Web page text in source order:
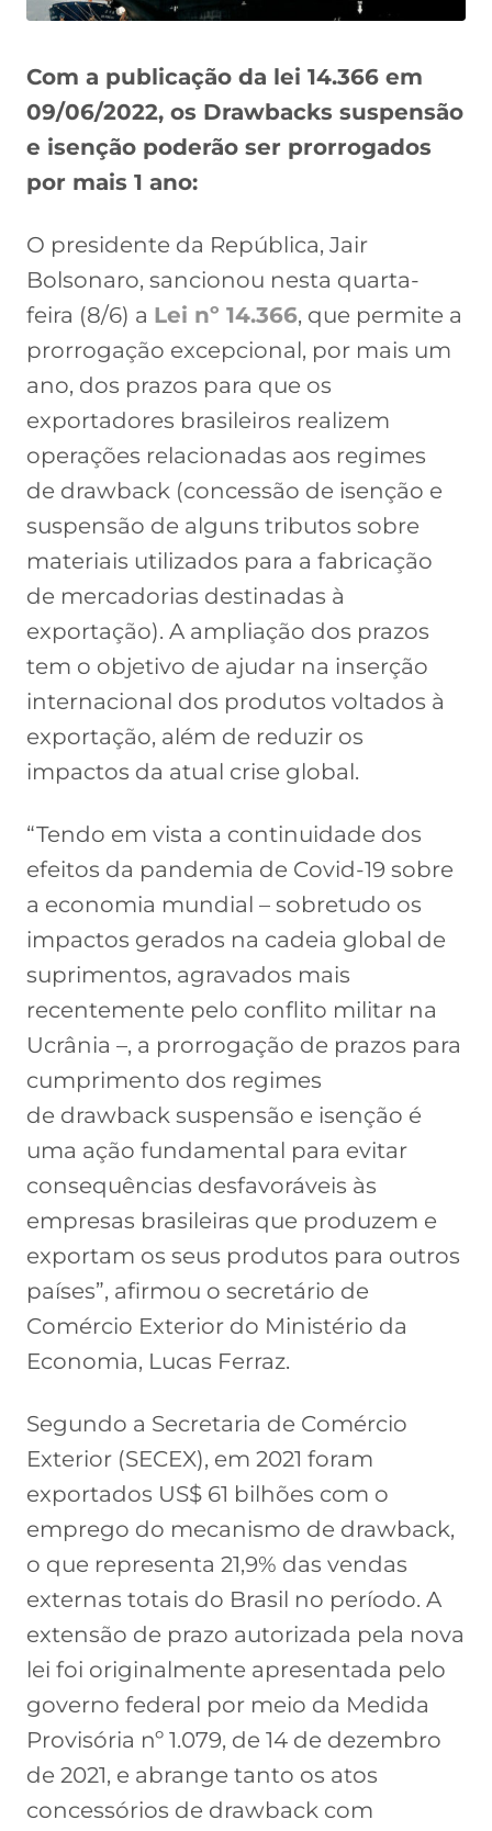
Com a publicação da lei 14.366 em
09/06/2022, os Drawbacks suspensão
e isenção poderão ser prorrogados
por mais 1 ano:
O presidente da República, Jair
Bolsonaro, sancionou nesta quarta-
feira (8/6) a Lei nº 14.366, que permite a
prorrogação excepcional, por mais um
ano, dos prazos para que os
exportadores brasileiros realizem
operações relacionadas aos regimes
de drawback (concessão de isenção e
suspensão de alguns tributos sobre
materiais utilizados para a fabricação
de mercadorias destinadas à
exportação). A ampliação dos prazos
tem o objetivo de ajudar na inserção
internacional dos produtos voltados à
exportação, além de reduzir os
impactos da atual crise global.
“Tendo em vista a continuidade dos
efeitos da pandemia de Covid-19 sobre
a economia mundial – sobretudo os
impactos gerados na cadeia global de
suprimentos, agravados mais
recentemente pelo conflito militar na
Ucrânia –, a prorrogação de prazos para
cumprimento dos regimes
de drawback suspensão e isenção é
uma ação fundamental para evitar
consequências desfavoráveis às
empresas brasileiras que produzem e
exportam os seus produtos para outros
países”, afirmou o secretário de
Comércio Exterior do Ministério da
Economia, Lucas Ferraz.
Segundo a Secretaria de Comércio
Exterior (SECEX), em 2021 foram
exportados US$ 61 bilhões com o
emprego do mecanismo de drawback,
o que representa 21,9% das vendas
externas totais do Brasil no período. A
extensão de prazo autorizada pela nova
lei foi originalmente apresentada pelo
governo federal por meio da Medida
Provisória nº 1.079, de 14 de dezembro
de 2021, e abrange tanto os atos
concessórios de drawback com